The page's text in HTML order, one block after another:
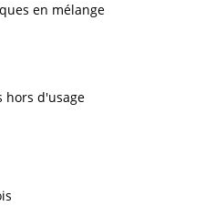
en mélange
hors d'usage